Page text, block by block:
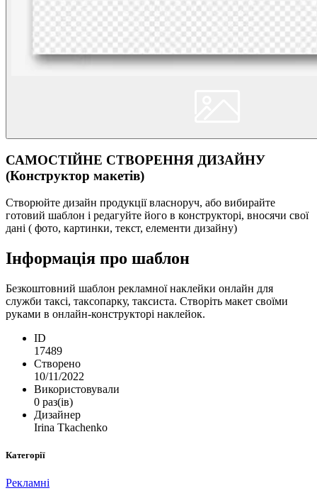
САМОСТІЙНЕ СТВОРЕННЯ ДИЗАЙНУ
(Конструктор макетів)
Створюйте дизайн продукції власноруч, або вибирайте
готовий шаблон і редагуйте його в конструкторі, вносячи свої
дані ( фото, картинки, текст, елементи дизайну)
Інформація про шаблон
Безкоштовний шаблон рекламної наклейки онлайн для
служби таксі, таксопарку, таксиста. Створіть макет своїми
руками в онлайн-конструкторі наклейок.
ID
17489
Створено
10/11/2022
Використовували
0 раз(ів)
Дизайнер
Irina Tkachenko
Категорії
Рекламні